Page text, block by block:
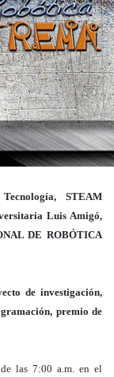
STEAM
Luis Amigó,
DE ROBÓTICA
de investigación,
premio de
las 7:00 a.m. en el